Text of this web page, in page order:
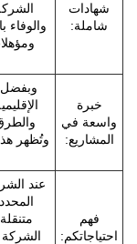
شهادات
شاملة:
والوفاء
خبرة
واسعة في
المشاريع:
وبفضل
وتُظهر
فهم
احتياجاتكم:
عند
الشركة